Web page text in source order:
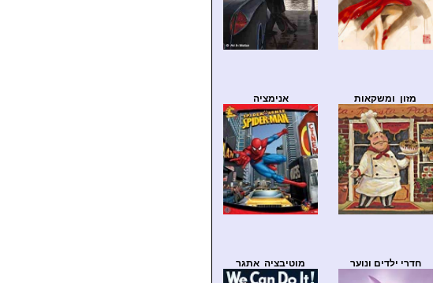
מזון ומשקאות אנימציה
חדרי ילדים ונוער מוטיבציה אתגר